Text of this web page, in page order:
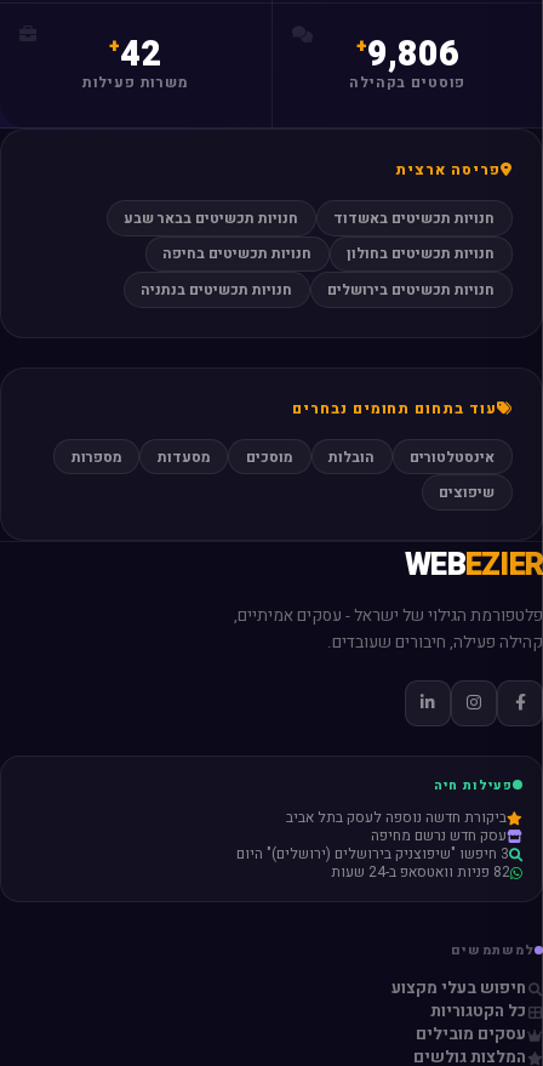
9,806
פוסטים בקהילה
42
משרות פעילות
פריסה ארצית
חנויות תכשיטים באשדוד
חנויות תכשיטים בבאר שבע
חנויות תכשיטים בחולון
חנויות תכשיטים בחיפה
חנויות תכשיטים בירושלים
חנויות תכשיטים בנתניה
עוד בתחום תחומים נבחרים
אינסטלטורים הובלות מוסכים מסעדות
מספרות
שיפוצים
WEBEZIER
פלטפורמת הגילוי של ישראל - עסקים אמיתיים,
קהילה פעילה, חיבורים שעובדים.
פעילות חיה
ביקורת חדשה נוספה לעסק בתל אביב
עסק חדש נרשם מחיפה
3 חיפשו "שיפוצניק בירושלים (ירושלים)" היום
82 פניות וואטסאפ ב-24 שעות
למשתמשים
חיפוש בעלי מקצוע
כל הקטגוריות
עסקים מובילים
המלצות גולשים